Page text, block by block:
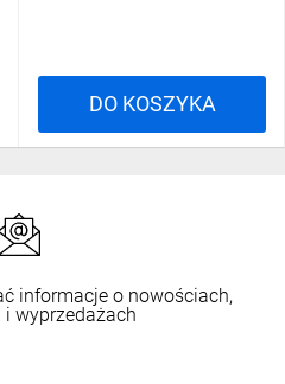
DO KOSZYKA
informacje o nowościach,
wyprzedażach